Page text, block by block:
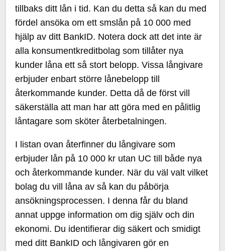
tillbaks ditt lån i tid. Kan du detta så kan du med
fördel ansöka om ett smslån på 10 000 med
hjälp av ditt BankID. Notera dock att det inte är
alla konsumentkreditbolag som tillåter nya
kunder låna ett så stort belopp. Vissa långivare
erbjuder enbart större lånebelopp till
återkommande kunder. Detta då de först vill
säkerställa att man har att göra med en pålitlig
låntagare som sköter återbetalningen.
I listan ovan återfinner du långivare som
erbjuder lån på 10 000 kr utan UC till både nya
och återkommande kunder. När du väl valt vilket
bolag du vill låna av så kan du påbörja
ansökningsprocessen. I denna får du bland
annat uppge information om dig själv och din
ekonomi. Du identifierar dig säkert och smidigt
med ditt BankID och långivaren gör en